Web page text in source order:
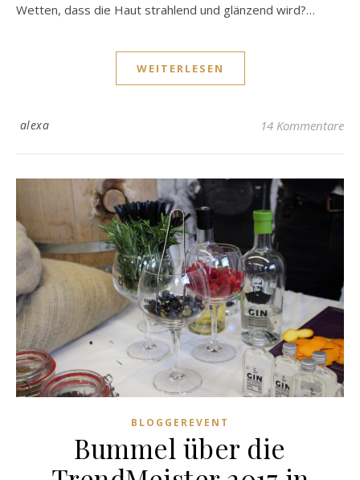
Wetten, dass die Haut strahlend und glänzend wird?…
WEITERLESEN
alexa 14 Kommentare
BLOGGEREVENT
Bummel über die